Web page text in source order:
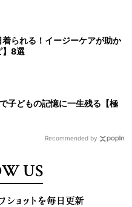
られる！イージーケアが助か
】8選
子どもの記憶に一生残る【極
Recommended by
US